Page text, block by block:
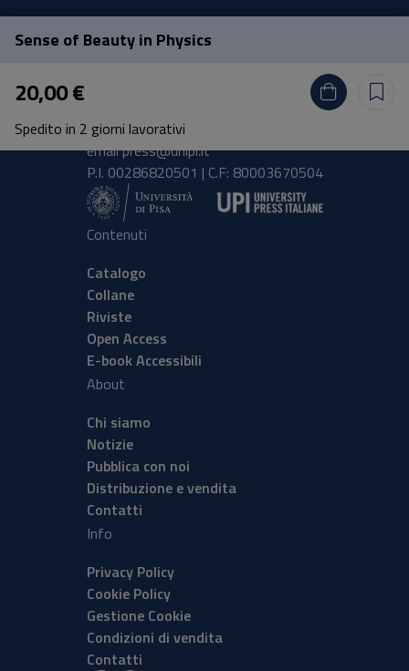
Sense of Beauty in Physics
20,00 €
Spedito in 2 giorni lavorativi
Pisa University Press
Lungarno Pacinotti 43/44 56126 Pisa
tel.+39 050 2212056
emailpress@unipi.it
P.I. 00286820501 | C.F: 80003670504
Contenuti
Catalogo
Collane
Riviste
Open Access
E-book Accessibili
About
Chi siamo
Notizie
Pubblica con noi
Distribuzione e vendita
Contatti
Info
Privacy Policy
Cookie Policy
Gestione Cookie
Condizioni di vendita
Contatti